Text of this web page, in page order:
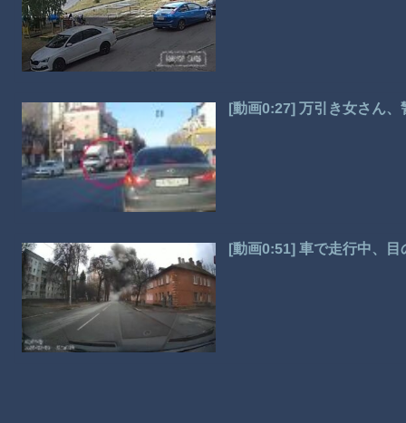
[動画0:27] 万引き女さん
[動画0:51] 車で走行中、